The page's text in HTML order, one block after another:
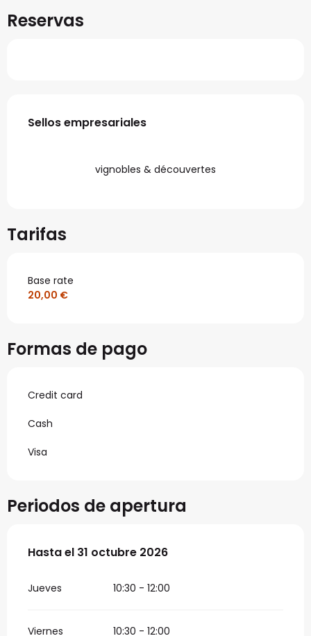
Reservas
Oferta de prestaciones
Sellos empresariales
Sellos empresariales
vignobles & découvertes
Tarifas
Base rate
20,00 €
Formas de pago
Credit card
Cash
Visa
Periodos de apertura
Del1 mayo 2026al31 octubre 2026
Hasta el 31 octubre 2026
Jueves 10:30 - 12:00
Viernes 10:30 - 12:00